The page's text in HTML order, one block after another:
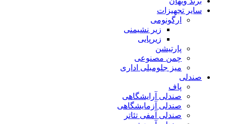
سایر تجهیزات
ارگونومی
زیر نشیمنی
زیرپایی
پارتیشن
چمن مصنوعی
میز جلومبلی اداری
صندلی
پاف
صندلی آرایشگاهی
صندلی آزمایشگاهی
صندلی آمفی تئاتر